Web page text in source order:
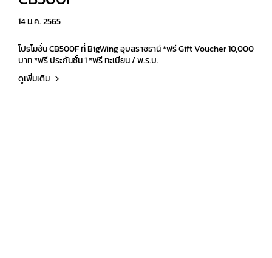
14 ม.ค. 2565
โปรโมชั่น CB500F ที่ BigWing อุบลราชธานี *ฟรี Gift Voucher 10,000
บาท *ฟรี ประกันชั้น 1 *ฟรี ทะเบียน / พ.ร.บ.
ดูเพิ่มเติม